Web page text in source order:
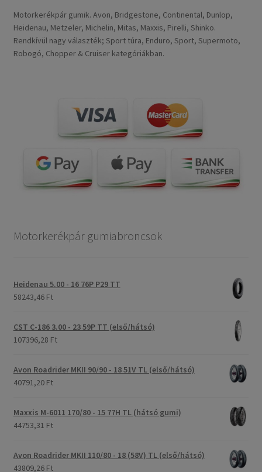
Motorkerékpár gumik. Avon, Bridgestone, Continental, Dunlop,
Heidenau, Metzeler, Michelin, Mitas, Maxxis, Pirelli, Shinko.
Rendkívül nagy választék; Sport túra, Enduro, Sport, Supermoto,
Robogó, Chopper & Cruiser kategóriákban.
Motorkerékpár gumiabroncsok
Heidenau 5.00 - 16 76P P29 TT
58243,46 Ft
CST C-186 3.00 - 23 59P TT (első/hátsó)
107396,28 Ft
Avon Roadrider MKII 90/90 - 18 51V TL (első/hátsó)
40791,20 Ft
Maxxis M-6011 170/80 - 15 77H TL (hátsó gumi)
44753,31 Ft
Avon Roadrider MKII 110/80 - 18 (58V) TL (első/hátsó)
43809,26 Ft